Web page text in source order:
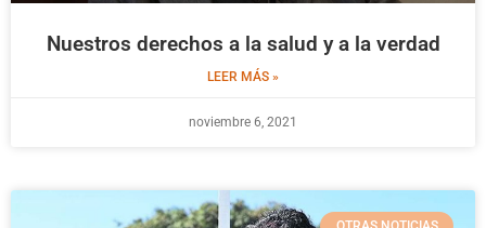
Nuestros derechos a la salud y a la verdad
LEER MÁS »
noviembre 6, 2021